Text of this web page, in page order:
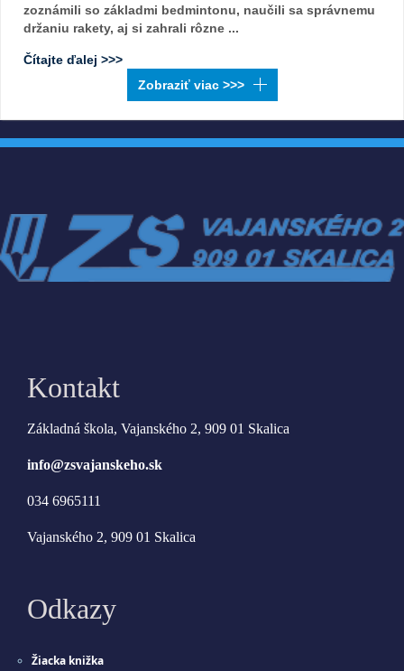
zoznámili so základmi bedmintonu, naučili sa správnemu
držaniu rakety, aj si zahrali rôzne ...
Čítajte ďalej >>>
Kontakt
Základná škola, Vajanského 2, 909 01 Skalica
info@zsvajanskeho.sk
034 6965111
Vajanského 2, 909 01 Skalica
Odkazy
Žiacka knižka